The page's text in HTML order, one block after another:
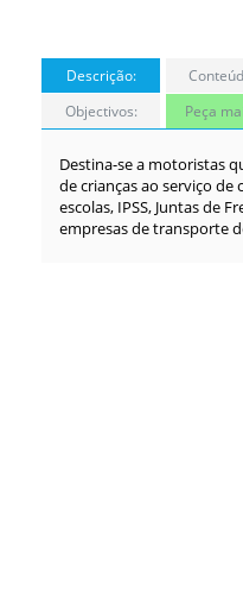
Descrição:
Objectivos:
Peça
Destina-se a motoristas
de crianças ao serviço de
escolas, IPSS, Juntas de
empresas de transporte